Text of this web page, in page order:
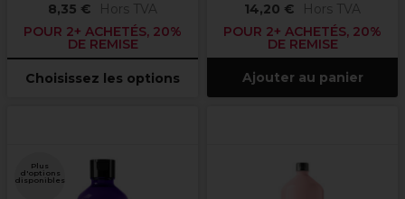
8,35 €
Hors TVA
POUR 2+ ACHETÉS, 20%
DE REMISE
Choisissez les options
14,20 €
Hors TVA
POUR 2+ ACHETÉS, 20%
DE REMISE
Ajouter au panier
Plus
d'options
disponibles